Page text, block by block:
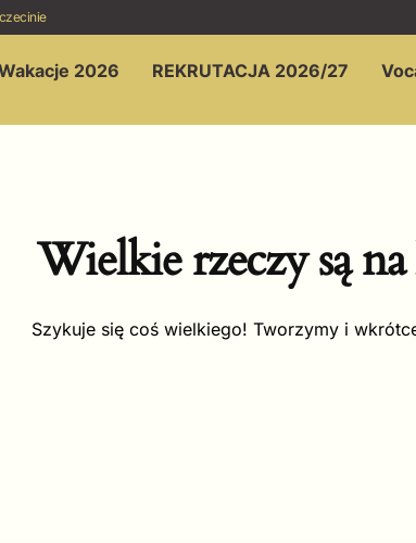
2026 REKRUTACJA 2026/27
Wielkie rzeczy są
Szykuje się coś wielkiego! Tworzymy i